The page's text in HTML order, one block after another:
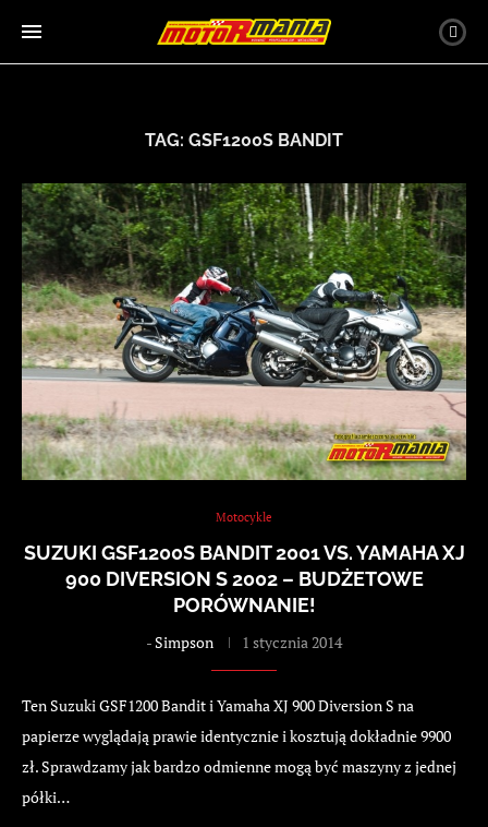
TAG: GSF1200S BANDIT
Motocykle
SUZUKI GSF1200S BANDIT 2001 VS. YAMAHA XJ
900 DIVERSION S 2002 – BUDŻETOWE
PORÓWNANIE!
-Simpson 1 stycznia 2014
Ten Suzuki GSF1200 Bandit i Yamaha XJ 900 Diversion S na
papierze wyglądają prawie identycznie i kosztują dokładnie 9900
zł. Sprawdzamy jak bardzo odmienne mogą być maszyny z jednej
półki…